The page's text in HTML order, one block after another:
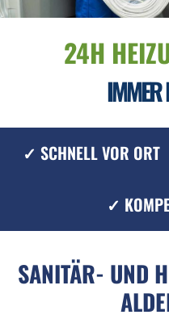
24H
IMMER
✓ SCHNELL VOR ORT
✓
SANITÄR- UND